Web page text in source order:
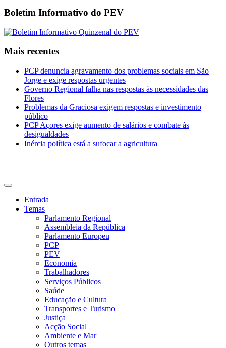
Boletim Informativo do PEV
Mais recentes
PCP denuncia agravamento dos problemas sociais em São
Jorge e exige respostas urgentes
Governo Regional falha nas respostas às necessidades das
Flores
Problemas da Graciosa exigem respostas e investimento
público
PCP Açores exige aumento de salários e combate às
desigualdades
Inércia política está a sufocar a agricultura
Entrada
Temas
Parlamento Regional
Assembleia da República
Parlamento Europeu
PCP
PEV
Economia
Trabalhadores
Serviços Públicos
Saúde
Educação e Cultura
Transportes e Turismo
Justiça
Acção Social
Ambiente e Mar
Outros temas